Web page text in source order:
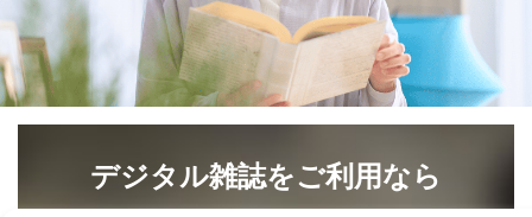
提供先：出版社、出版物発売元、卸売会社、販売
店など商品の供給者、梱包会社、配送会社、新聞
販売店などの梱包・配送・配達会社
４．開示対象個人情報の「開示」「訂正」等の請求につ
当社は、本人から、開示対象個人情報について利用目的
の通知を求められた場合には、遅滞なくこれに応じま
す。ただし、以下①～④のいずれかに該当する場合は、
デジタル雑誌をご利用なら